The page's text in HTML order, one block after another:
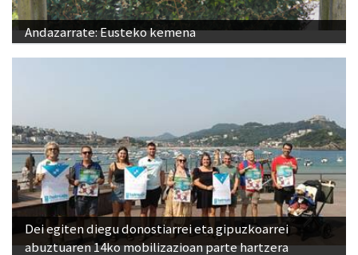
Andazarrate: Eusteko kemena
Dei egiten diegu donostiarrei eta gipuzkoarrei
abuztuaren 14ko mobilizazioan parte hartzera